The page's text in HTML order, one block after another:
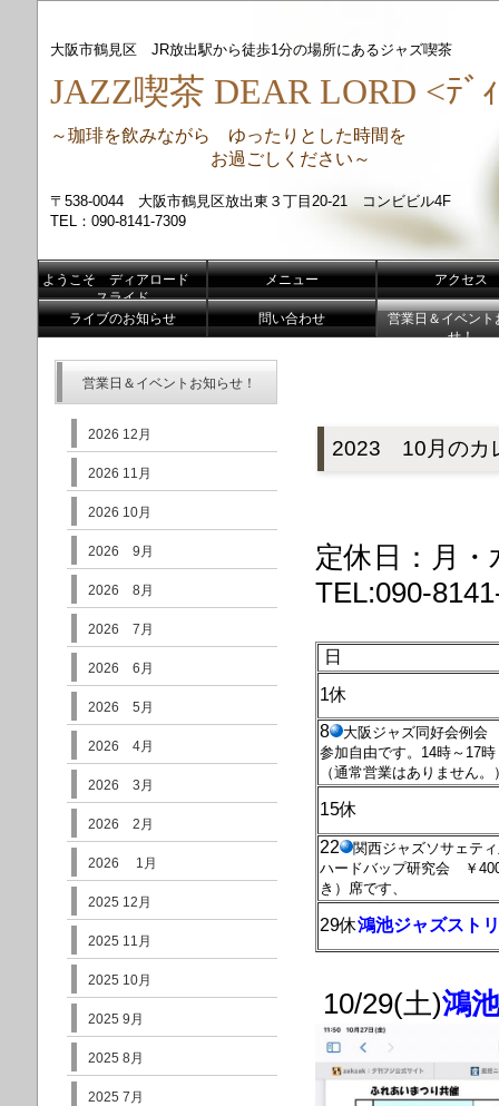
大阪市鶴見区 JR放出駅から徒歩1分の場所にあるジャズ喫茶
JAZZ喫茶 DEAR LORD <ﾃﾞ
～珈琲を飲みながら ゆったりとした時間を
お過ごしください～
〒538-0044 大阪市鶴見区放出東３丁目20-21 コンビビル4F
TEL：090-8141-7309
ようこそ ディアロード
スライド
メニュー アクセス
ライブのお知らせ 問い合わせ
営業日＆イベント
せ！
2023 10月のカ
定休日：月
TEL:090-
日
1休
8
大阪ジャズ同好会例会
参加自由です。14時～17時
（通常営業はありません。
15休
22
関西ジャズソサェテ
ハードバップ研究会 ￥
き）席です、
29休鴻池ジャズスト
10/29(土)鴻
営業日＆イベントお知らせ！
2026 12月
2026 11月
2026 10月
2026 9月
2026 8月
2026 7月
2026 6月
2026 5月
2026 4月
2026 3月
2026 2月
2026 1月
2025 12月
2025 11月
2025 10月
2025 9月
2025 8月
2025 7月